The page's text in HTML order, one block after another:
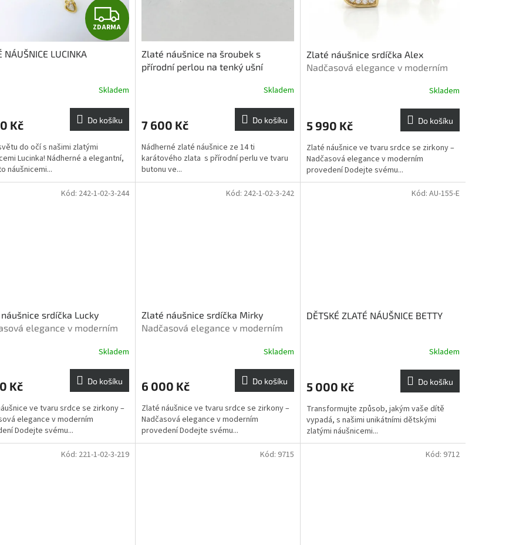
Z
D
R
M
A
ZDARMA
NÁUŠNICE LUCINKA
Skladem
Kč Do košíku
do očí s našimi zlatými
Lucinka! Nádherné a elegantní,
náušnicemi...
Zlaté náušnice na šroubek s
přírodní perlou na tenký ušní
je
z
5
hvězdiček.
Skladem
7 600 Kč Do košíku
Nádherné zlaté náušnice ze 14 ti
karátového zlata s přírodní perlu ve tvaru
butonu ve...
Zlaté náušnice srdíčka Alex
Nadčasová elegance v moderním
Skladem
5 990 Kč Do košíku
Zlaté náušnice ve tvaru srdce se zirkony –
Nadčasová elegance v moderním
provedení Dodejte svému...
srdíčka Lucky
elegance v moderním
Skladem
Kč Do košíku
ve tvaru srdce se zirkony –
elegance v moderním
Dodejte svému...
Kód: 242-1-02-3-244
Zlaté náušnice srdíčka Mirky
Nadčasová elegance v moderním
Skladem
6 000 Kč Do košíku
Zlaté náušnice ve tvaru srdce se zirkony –
Nadčasová elegance v moderním
provedení Dodejte svému...
Kód: 242-1-02-3-242
DĚTSKÉ ZLATÉ NÁUŠNICE BETTY
Skladem
5 000 Kč Do košíku
Transformujte způsob, jakým vaše dítě
vypadá, s našimi unikátními dětskými
zlatými náušnicemi...
Kód: AU-155-E
Kód: 221-1-02-3-219 Kód: 9715 Kód: 9712